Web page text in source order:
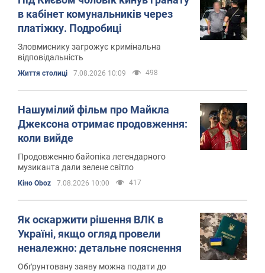
в кабінет комунальників через
платіжку. Подробиці
Зловмиснику загрожує кримінальна
відповідальність
Життя столиці 7.08.2026 10:09 498
Нашумілий фільм про Майкла
Джексона отримає продовження:
коли вийде
Продовженню байопіка легендарного
музиканта дали зелене світло
Кіно Oboz 7.08.2026 10:00 417
Як оскаржити рішення ВЛК в
Україні, якщо огляд провели
неналежно: детальне пояснення
Обґрунтовану заяву можна подати до